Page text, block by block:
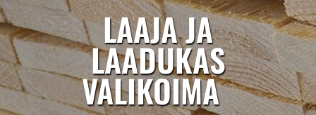
LAAJA JA
LAADUKAS
VALIKOIMA